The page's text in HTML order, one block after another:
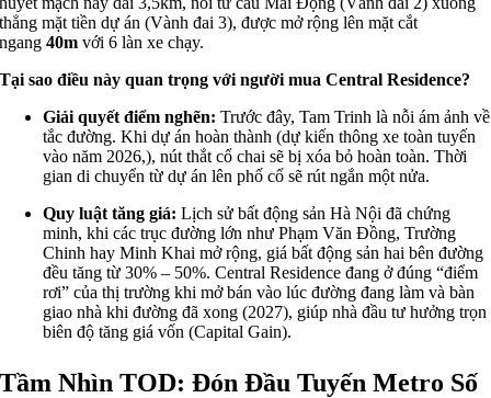
thẳng mặt tiền dự án (Vành đai 3), được mở rộng lên mặt cắt
ngang40m với 6 làn xe chạy.
Tại sao điều này quan trọng với người mua Central Residence?
Giải quyết điểm nghẽn: Trước đây, Tam Trinh là nỗi ám ảnh về
tắc đường. Khi dự án hoàn thành (dự kiến thông xe toàn tuyến
vào năm 2026,), nút thắt cổ chai sẽ bị xóa bỏ hoàn toàn. Thời
gian di chuyển từ dự án lên phố cổ sẽ rút ngắn một nửa.
Quy luật tăng giá: Lịch sử bất động sản Hà Nội đã chứng
minh, khi các trục đường lớn như Phạm Văn Đồng, Trường
Chinh hay Minh Khai mở rộng, giá bất động sản hai bên đường
đều tăng từ 30% – 50%. Central Residence đang ở đúng “điểm
rơi” của thị trường khi mở bán vào lúc đường đang làm và bàn
giao nhà khi đường đã xong (2027), giúp nhà đầu tư hưởng trọn
biên độ tăng giá vốn (Capital Gain).
Tầm Nhìn TOD: Đón Đầu Tuyến Metro Số